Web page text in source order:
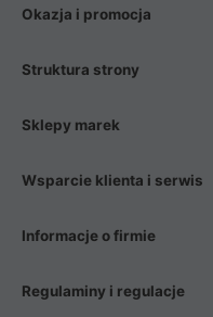
Okazja i promocja
Struktura strony
Sklepy marek
Wsparcie klienta i serwis
Informacje o firmie
Regulaminy i regulacje